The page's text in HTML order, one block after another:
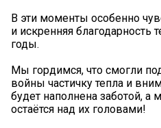
В эти моменты особенно
и искренняя
годы.
Мы гордимся, что смогли
войны частичку тепла и
будет наполнена заботой, а
остаётся над их головами!